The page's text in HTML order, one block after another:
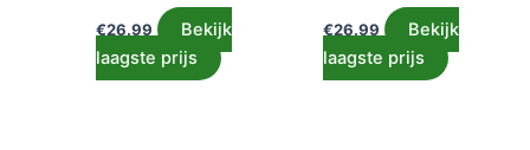
€26.99
Bekijk
laagste prijs
€26.99
Bekijk
laagste prijs